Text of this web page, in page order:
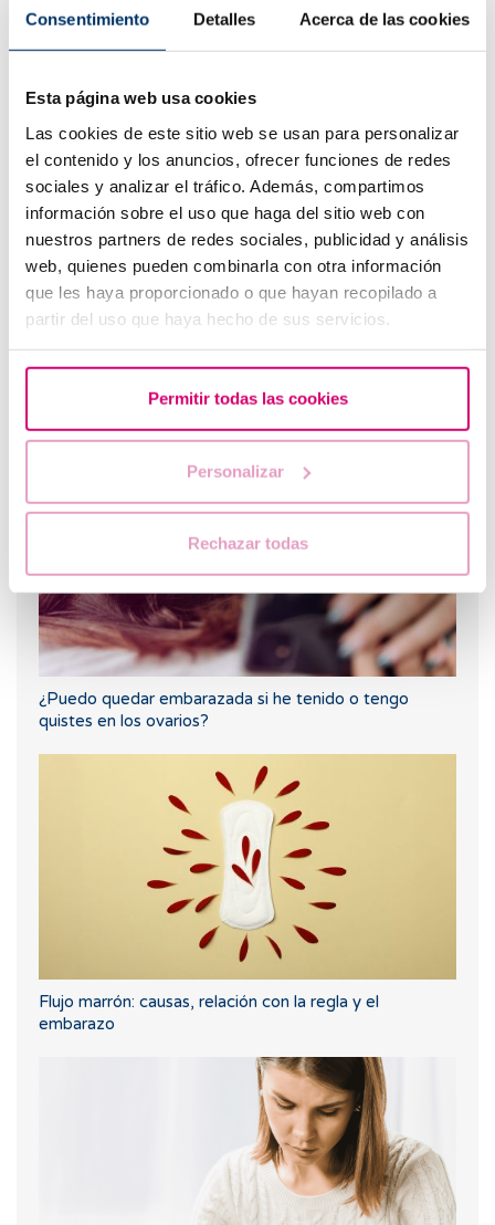
Consentimiento Detalles Acerca de las cookies
Esta página web usa cookies
Las cookies de este sitio web se usan para personalizar
el contenido y los anuncios, ofrecer funciones de redes
sociales y analizar el tráfico. Además, compartimos
información sobre el uso que haga del sitio web con
nuestros partners de redes sociales, publicidad y análisis
web, quienes pueden combinarla con otra información
que les haya proporcionado o que hayan recopilado a
partir del uso que haya hecho de sus servicios.
Permitir todas las cookies
Personalizar
Rechazar todas
Tengo una baja reserva ovárica, ¿alguien me lo puede
¿Puedo quedar embarazada si he tenido o tengo
quistes en los ovarios?
Flujo marrón: causas, relación con la regla y el
embarazo